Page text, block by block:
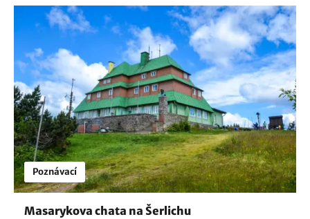
Poznávací
Masarykova chata na Šerlichu